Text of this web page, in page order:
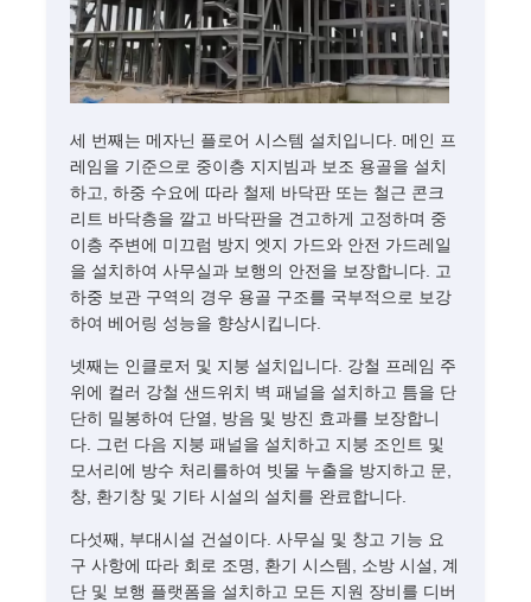
세 번째는 메자닌 플로어 시스템 설치입니다. 메인 프
레임을 기준으로 중이층 지지빔과 보조 용골을 설치
하고, 하중 수요에 따라 철제 바닥판 또는 철근 콘크
리트 바닥층을 깔고 바닥판을 견고하게 고정하며 중
이층 주변에 미끄럼 방지 엣지 가드와 안전 가드레일
을 설치하여 사무실과 보행의 안전을 보장합니다. 고
하중 보관 구역의 경우 용골 구조를 국부적으로 보강
하여 베어링 성능을 향상시킵니다.
넷째는 인클로저 및 지붕 설치입니다. 강철 프레임 주
위에 컬러 강철 샌드위치 벽 패널을 설치하고 틈을 단
단히 밀봉하여 단열, 방음 및 방진 효과를 보장합니
다. 그런 다음 지붕 패널을 설치하고 지붕 조인트 및
모서리에 방수 처리를하여 빗물 누출을 방지하고 문,
창, 환기창 및 기타 시설의 설치를 완료합니다.
다섯째, 부대시설 건설이다. 사무실 및 창고 기능 요
구 사항에 따라 회로 조명, 환기 시스템, 소방 시설, 계
단 및 보행 플랫폼을 설치하고 모든 지원 장비를 디버